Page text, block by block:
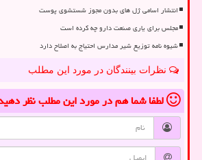
انتشار اسامی ژل های بدون مجوز شستشوی پوست
مجلس برای یاری صنعت دارو چه کرده است
شیوه نامه توزیع شیر مدارس احتیاج به اصلاح دارد
نظرات بینندگان در مورد این مطلب
لطفا شما همدر مورد این مطلبنظر